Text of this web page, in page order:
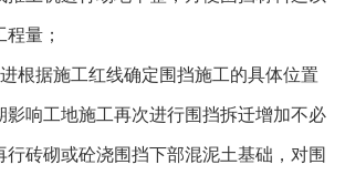
量；
根据施工红线确定围挡施工的具体位置
影响工地施工再次进行围挡拆迁增加不必
行砖砌或砼浇围挡下部混泥土基础，对围